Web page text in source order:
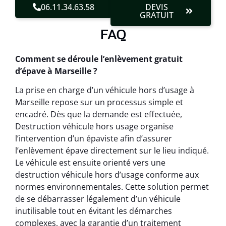
06.11.34.63.58 DEVIS
GRATUIT
FAQ
Comment se déroule l’enlèvement gratuit
d’épave à Marseille ?
La prise en charge d’un véhicule hors d’usage à
Marseille repose sur un processus simple et
encadré. Dès que la demande est effectuée,
Destruction véhicule hors usage organise
l’intervention d’un épaviste afin d’assurer
l’enlèvement épave directement sur le lieu indiqué.
Le véhicule est ensuite orienté vers une
destruction véhicule hors d’usage conforme aux
normes environnementales. Cette solution permet
de se débarrasser légalement d’un véhicule
inutilisable tout en évitant les démarches
complexes, avec la garantie d’un traitement